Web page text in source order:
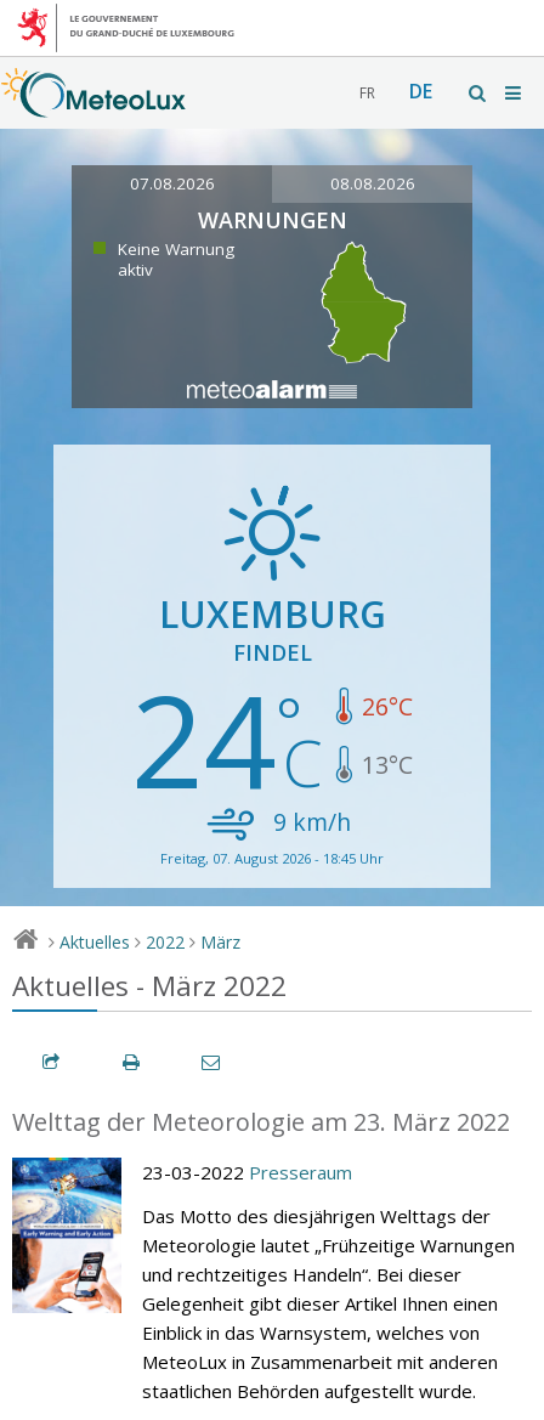
FR DE
07.08.2026 08.08.2026
WARNUNGEN
Keine Warnung
aktiv
LUXEMBURG
FINDEL
24 26°C
13°C
9 km/h
Freitag, 07. August 2026 - 18:45 Uhr
> Aktuelles > 2022 > März
Aktuelles - März 2022
Welttag der Meteorologie am 23. März 2022
23-03-2022 Presseraum
Das Motto des diesjährigen Welttags der
Meteorologie lautet „Frühzeitige Warnungen
und rechtzeitiges Handeln“. Bei dieser
Gelegenheit gibt dieser Artikel Ihnen einen
Einblick in das Warnsystem, welches von
MeteoLux in Zusammenarbeit mit anderen
staatlichen Behörden aufgestellt wurde.